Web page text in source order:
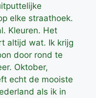
elke straathoek.
Kleuren. Het
altijd wat. Ik krijg
door rond te
Oktober,
echt de mooiste
als ik in